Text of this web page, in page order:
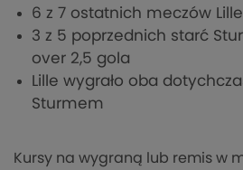
6 z 7 ostatnich meczów Lille
3 z 5 poprzednich starć
over 2,5 gola
Lille wygrało oba
Sturmem
Kursy na wygraną lub remis w